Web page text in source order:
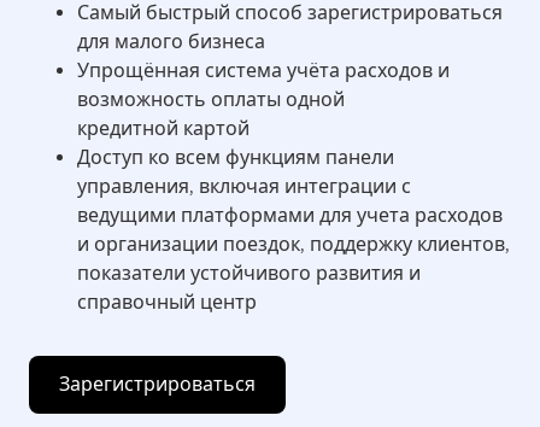
Самый быстрый способ зарегистрироваться
для малого бизнеса
Упрощённая система учёта расходов и
возможность оплаты одной
кредитной картой
Доступ ко всем функциям панели
управления, включая интеграции с
ведущими платформами для учета расходов
и организации поездок, поддержку клиентов,
показатели устойчивого развития и
справочный центр
Зарегистрироваться